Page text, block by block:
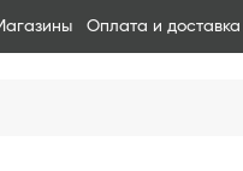
Оплата и доставка